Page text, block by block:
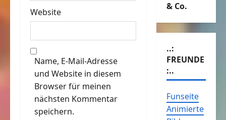
Website
Name, E-Mail-Adresse
und Website in diesem
Browser für meinen
nächsten Kommentar
speichern.
& Co.
..:
FREUNDE
:..
Funseite
Animierte